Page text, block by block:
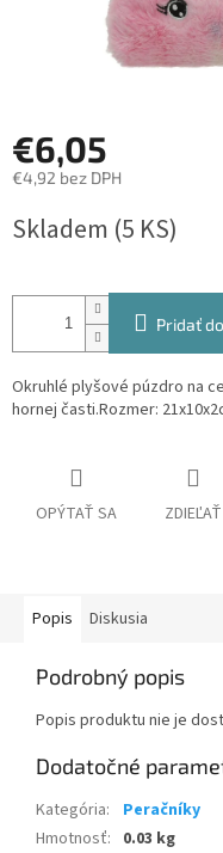
€6,05
€4,92 bez DPH
cena:
Skladem (5 KS)
Pridať
Okruhlé plyšové púzdro na
hornej časti.Rozmer:
OPÝTAŤ SA ZDIEĽAŤ
Popis Diskusia
Podrobný popis
Popis produktu nie je
Dodatočné
Kategória:
Peračníky
Hmotnosť: 0.03 kg